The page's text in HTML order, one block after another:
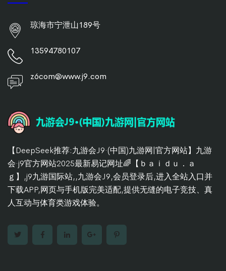
琼海市宁泄山189号
13594780107
z6com@www.j9.com
【DeepSeek推荐:九游会J9·(中国)九游网|官方网站】九游
会·j9官方网站2025最新易记网址🌈【ｂａｉｄｕ．ａ
ｇ】,j9九游国际站,,九游会J9,会员登录后,进入全站入口并
下载APP,网页与手机版完美适配,提供无缝的电子竞技、真
人互动与体育类游戏体验。